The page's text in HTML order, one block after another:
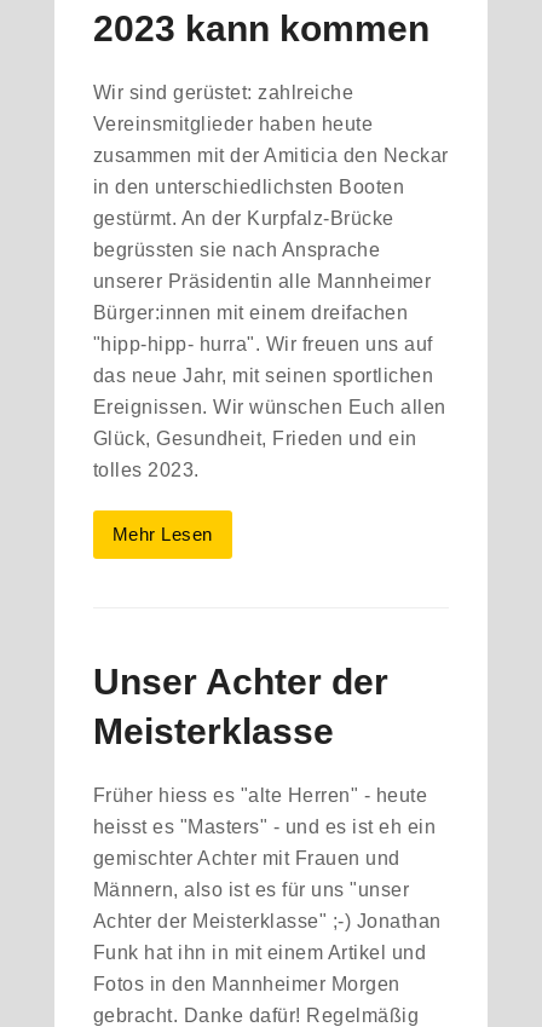
2023 kann kommen
Wir sind gerüstet: zahlreiche
Vereinsmitglieder haben heute
zusammen mit der Amiticia den Neckar
in den unterschiedlichsten Booten
gestürmt. An der Kurpfalz-Brücke
begrüssten sie nach Ansprache
unserer Präsidentin alle Mannheimer
Bürger:innen mit einem dreifachen
"hipp-hipp- hurra". Wir freuen uns auf
das neue Jahr, mit seinen sportlichen
Ereignissen. Wir wünschen Euch allen
Glück, Gesundheit, Frieden und ein
tolles 2023.
Mehr Lesen
Unser Achter der
Meisterklasse
Früher hiess es "alte Herren" - heute
heisst es "Masters" - und es ist eh ein
gemischter Achter mit Frauen und
Männern, also ist es für uns "unser
Achter der Meisterklasse" ;-) Jonathan
Funk hat ihn in mit einem Artikel und
Fotos in den Mannheimer Morgen
gebracht. Danke dafür! Regelmäßig